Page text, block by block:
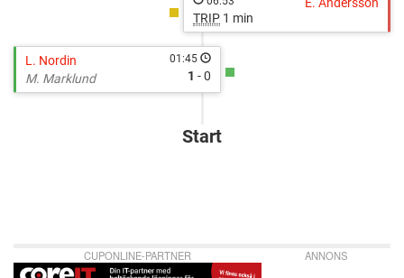
TRIP 1 min
L. Nordin
M. Marklund
01:45
1 - 0
Start
CUPONLINE-PARTNER ANNONS